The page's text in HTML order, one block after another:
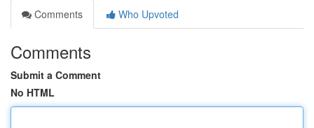
Comments
Who Upvoted
Comments
Submit a Comment
No HTML